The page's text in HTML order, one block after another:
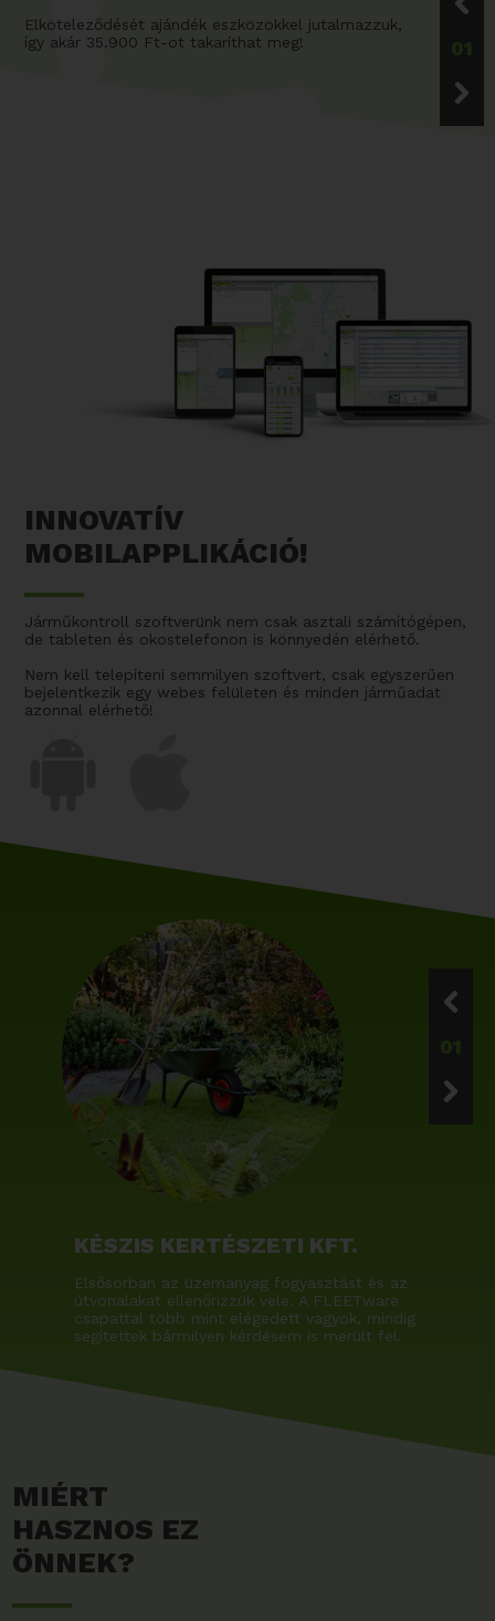
Elköteleződését ajándék eszközökkel jutalmazzuk,
így akár 35.900 Ft-ot takaríthat meg!
INNOVATÍV
MOBILAPPLIKÁCIÓ!
Járműkontroll szoftverünk nem csak asztali számítógépen,
de tableten és okostelefonon is könnyedén elérhető.
Nem kell telepíteni semmilyen szoftvert, csak egyszerűen
bejelentkezik egy webes felületen és minden járműadat
azonnal elérhető!
KÉSZIS KERTÉSZETI KFT.
Elsősorban az üzemanyag fogyasztást és az
útvonalakat ellenőrizzük vele. A FLEETware
csapattal több mint elégedett vagyok, mindig
segítettek bármilyen kérdésem is merült fel.
MIÉRT
HASZNOS EZ
ÖNNEK?